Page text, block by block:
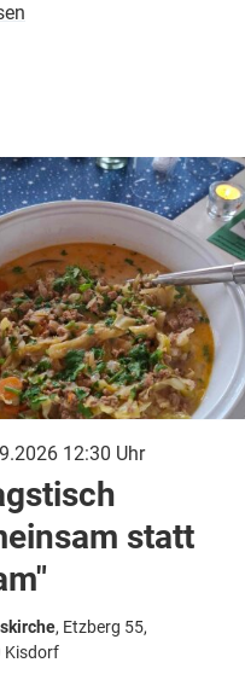
12:30 Uhr
statt
, Etzberg 55,
Kisdorf